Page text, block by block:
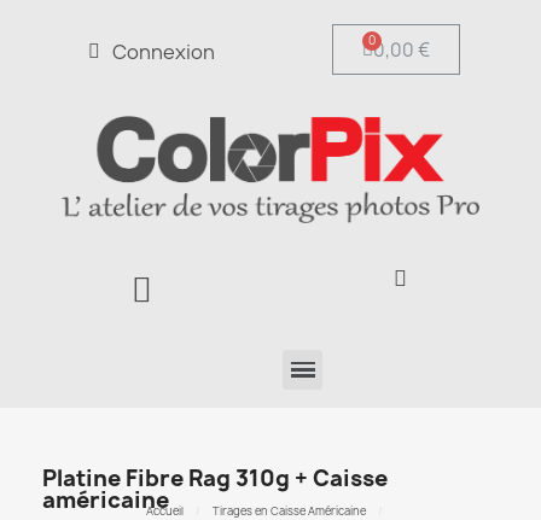
Connexion 0,00 €
Platine Fibre Rag 310g + Caisse
américaine
Accueil
Tirages en Caisse Américaine